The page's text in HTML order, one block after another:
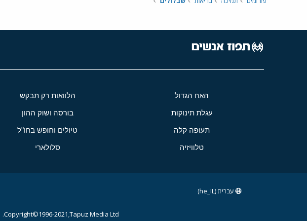
האח הגדול הלוואות רק תבקש
עגלת תינוקות בורסה ושוק ההון
תעופה קלה טיולים וחופש בחו"ל
טלוויזיה סלולארי
עברית (he_IL)
Copyright©1996-2021,Tapuz Media Ltd.